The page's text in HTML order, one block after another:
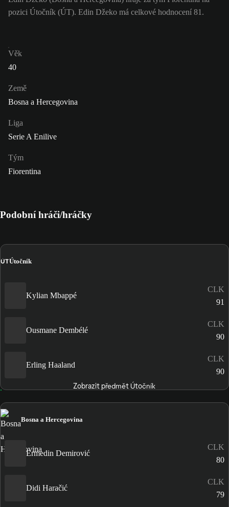
pozici Útočník (ÚT). Edin Džeko má celkové hodnocení 81.
Věk
40
Země
Bosna a Hercegovina
Liga
Serie A Enilive
Tým
Fiorentina
Podobní hráči/hráčky
ÚTÚtočník
Kylian Mbappé
CLK
91
Ousmane Dembélé
CLK
90
Erling Haaland
CLK
90
Zobrazit předmět Útočník
Bosna a Hercegovina
Ermedin Demirović
CLK
80
Didi Haračić
CLK
79